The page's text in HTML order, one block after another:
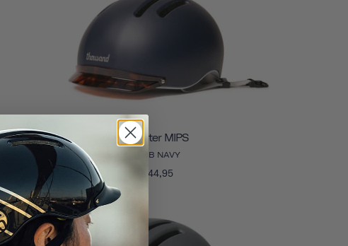
Chapter MIPS
CLUB NAVY
€144,95